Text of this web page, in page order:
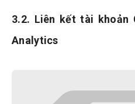
3.2. Liên kết tài khoản
Analytics